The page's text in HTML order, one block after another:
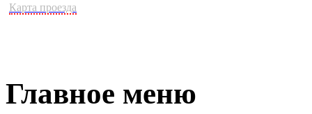
Карта проезда
Главное меню